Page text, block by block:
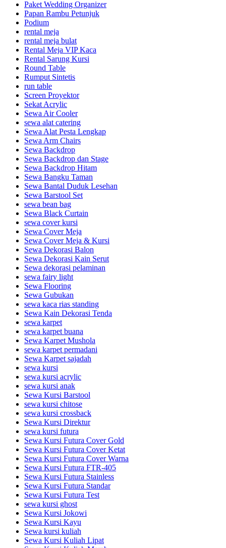
Paket Wedding Organizer
Papan Rambu Petunjuk
Podium
rental meja
rental meja bulat
Rental Meja VIP Kaca
Rental Sarung Kursi
Round Table
Rumput Sintetis
run table
Screen Proyektor
Sekat Acrylic
Sewa Air Cooler
sewa alat catering
Sewa Alat Pesta Lengkap
Sewa Arm Chairs
Sewa Backdrop
Sewa Backdrop dan Stage
Sewa Backdrop Hitam
Sewa Bangku Taman
Sewa Bantal Duduk Lesehan
Sewa Barstool Set
sewa bean bag
Sewa Black Curtain
sewa cover kursi
Sewa Cover Meja
Sewa Cover Meja & Kursi
Sewa Dekorasi Balon
Sewa Dekorasi Kain Serut
Sewa dekorasi pelaminan
sewa fairy light
Sewa Flooring
Sewa Gubukan
sewa kaca rias standing
Sewa Kain Dekorasi Tenda
sewa karpet
sewa karpet buana
Sewa Karpet Mushola
sewa karpet permadani
Sewa Karpet sajadah
sewa kursi
sewa kursi acrylic
sewa kursi anak
Sewa Kursi Barstool
sewa kursi chitose
sewa kursi crossback
Sewa Kursi Direktur
sewa kursi futura
Sewa Kursi Futura Cover Gold
Sewa Kursi Futura Cover Ketat
Sewa Kursi Futura Cover Warna
Sewa Kursi Futura FTR-405
Sewa Kursi Futura Stainless
Sewa Kursi Futura Standar
Sewa Kursi Futura Test
sewa kursi ghost
Sewa Kursi Jokowi
Sewa Kursi Kayu
Sewa kursi kuliah
Sewa Kursi Kuliah Lipat